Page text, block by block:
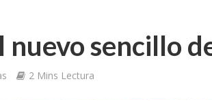
nuevo sencillo
2 Mins Lectura